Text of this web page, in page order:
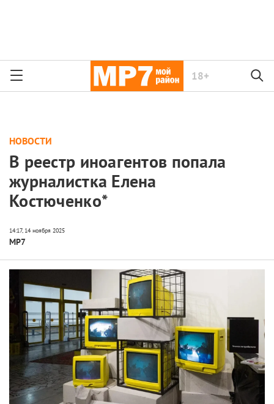
18+
НОВОСТИ
В реестр иноагентов попала
журналистка Елена
Костюченко*
МР7